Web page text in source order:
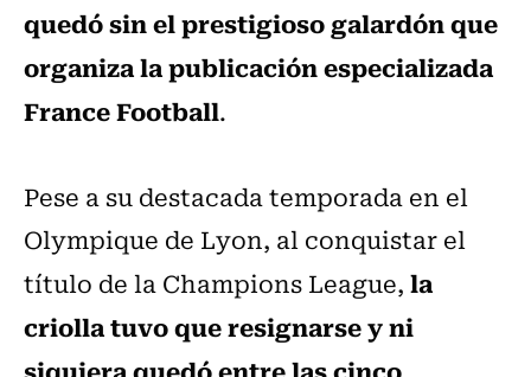
quedó sin el prestigioso galardón que
organiza la publicación especializada
France Football.
Pese a su destacada temporada en el
Olympique de Lyon, al conquistar el
título de la Champions League,la
criolla tuvo que resignarse y ni